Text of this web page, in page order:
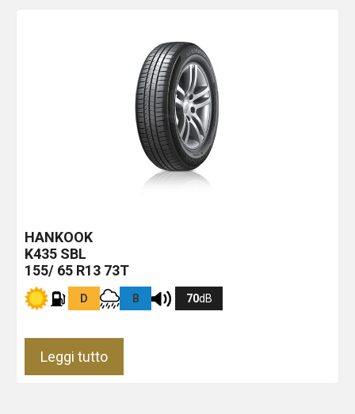
HANKOOK
K435 SBL
155/ 65 R13 73T
D B 70dB
Leggi tutto